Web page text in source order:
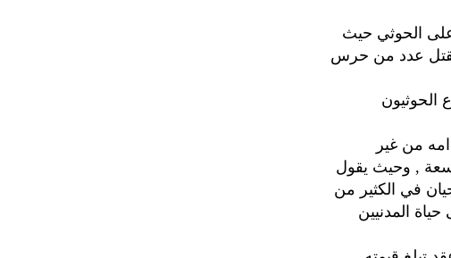
الحرب على الحوثي حيث
بقتل عدد من حرس
الحوثيون
من غير
, وحيث يقول
في الكثير من
المدنيين